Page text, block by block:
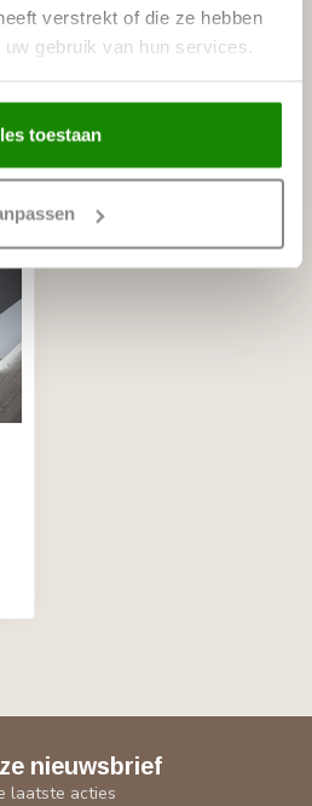
verstrekt of die ze hebben
gebruik van hun services.
toestaan
High Tack
nieuwsbrief
laatste acties